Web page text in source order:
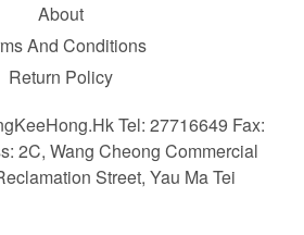
About
And Conditions
Return Policy
Tel: 27716649 Fax:
2C, Wang Cheong Commercial
Street, Yau Ma Tei